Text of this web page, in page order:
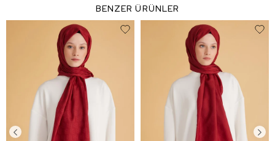
BENZER ÜRÜNLER